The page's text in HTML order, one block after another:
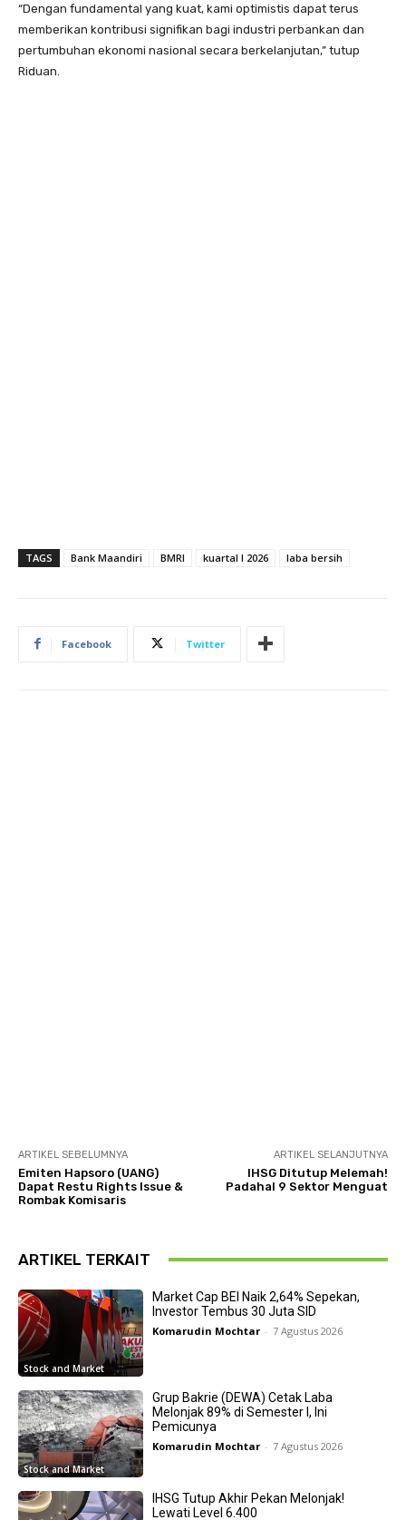
“Dengan fundamental yang kuat, kami optimistis dapat terus
memberikan kontribusi signifikan bagi industri perbankan dan
pertumbuhan ekonomi nasional secara berkelanjutan,” tutup
Riduan.
TAGS Bank Maandiri BMRI kuartal I 2026 laba bersih
Facebook Twitter
ARTIKEL SEBELUMNYA
Emiten Hapsoro (UANG)
Dapat Restu Rights Issue &
Rombak Komisaris
ARTIKEL SELANJUTNYA
IHSG Ditutup Melemah!
Padahal 9 Sektor Menguat
ARTIKEL TERKAIT
Stock and Market
Market Cap BEI Naik 2,64% Sepekan,
Investor Tembus 30 Juta SID
Komarudin Mochtar - 7 Agustus 2026
Stock and Market
Grup Bakrie (DEWA) Cetak Laba
Melonjak 89% di Semester I, Ini
Pemicunya
Komarudin Mochtar - 7 Agustus 2026
IHSG Tutup Akhir Pekan Melonjak!
Lewati Level 6.400